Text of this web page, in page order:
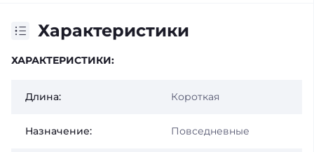
Характеристики
ХАРАКТЕРИСТИКИ:
Длина: Короткая
Назначение: Повседневные